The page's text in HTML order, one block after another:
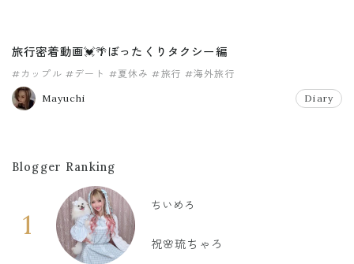
旅行密着動画💓🌴ぼったくりタクシー編
#カップル #デート #夏休み #旅行 #海外旅行
Mayuchi Diary
Blogger Ranking
1
ちいめろ
祝🌸琉ちゃろ